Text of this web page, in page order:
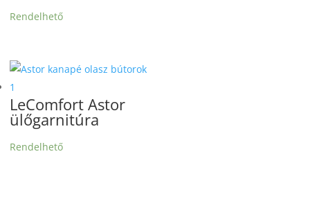
Rendelhető
LeComfort Astor
ülőgarnitúra
Rendelhető